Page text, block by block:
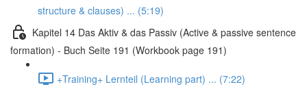
structure & clauses) ... (5:19)
Kapitel 14 Das Aktiv & das Passiv (Active & passive sentence
formation) - Buch Seite 191 (Workbook page 191)
+Training+ Lernteil (Learning part) ... (7:22)